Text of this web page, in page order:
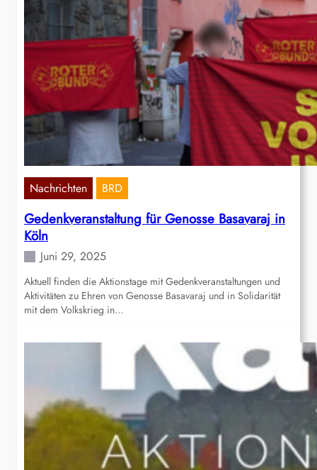
Nachrichten BRD
Gedenkveranstaltung für Genosse Basavaraj in
Köln
Juni 29, 2025
Aktuell finden die Aktionstage mit Gedenkveranstaltungen und
Aktivitäten zu Ehren von Genosse Basavaraj und in Solidarität
mit dem Volkskrieg in…